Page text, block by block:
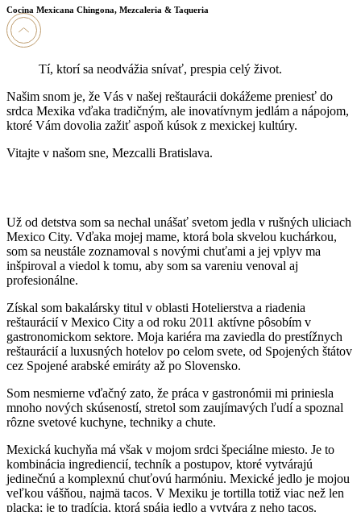
Cocina Mexicana Chingona, Mezcaleria & Taqueria
Tí, ktorí sa neodvážia snívať, prespia celý život.
Našim snom je, že Vás v našej reštaurácii dokážeme preniesť do
srdca Mexika vďaka tradičným, ale inovatívnym jedlám a nápojom,
ktoré Vám dovolia zažiť aspoň kúsok z mexickej kultúry.
Vitajte v našom sne, Mezcalli Bratislava.
Už od detstva som sa nechal unášať svetom jedla v rušných uliciach
Mexico City. Vďaka mojej mame, ktorá bola skvelou kuchárkou,
som sa neustále zoznamoval s novými chuťami a jej vplyv ma
inšpiroval a viedol k tomu, aby som sa vareniu venoval aj
profesionálne.
Získal som bakalársky titul v oblasti Hotelierstva a riadenia
reštaurácií v Mexico City a od roku 2011 aktívne pôsobím v
gastronomickom sektore. Moja kariéra ma zaviedla do prestížnych
reštaurácií a luxusných hotelov po celom svete, od Spojených štátov
cez Spojené arabské emiráty až po Slovensko.
Som nesmierne vďačný zato, že práca v gastronómii mi priniesla
mnoho nových skúseností, stretol som zaujímavých ľudí a spoznal
rôzne svetové kuchyne, techniky a chute.
Mexická kuchyňa má však v mojom srdci špeciálne miesto. Je to
kombinácia ingrediencií, techník a postupov, ktoré vytvárajú
jedinečnú a komplexnú chuťovú harmóniu. Mexické jedlo je mojou
veľkou vášňou, najmä tacos. V Mexiku je tortilla totiž viac než len
placka; je to tradícia, ktorá spája jedlo a vytvára z neho tacos.